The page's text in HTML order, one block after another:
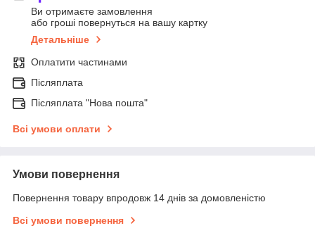
Ви отримаєте замовлення
або гроші повернуться на вашу картку
Детальніше
Оплатити частинами
Післяплата
Післяплата "Нова пошта"
Всі умови оплати
Умови повернення
Повернення товару впродовж 14 днів за домовленістю
Всі умови повернення